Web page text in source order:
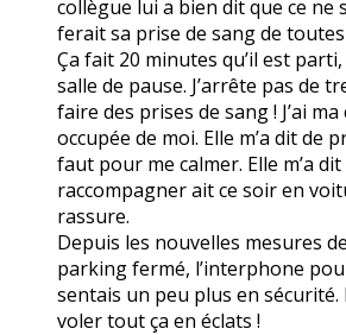
collègue lui a bien dit que ce ne
ferait sa prise de sang de
Ça fait 20 minutes qu’il est
salle de pause. J’arrête pas de
faire des prises de sang ! J’ai ma
occupée de moi. Elle m’a dit de
faut pour me calmer. Elle m’a dit
raccompagner ait ce soir en
rassure.
Depuis les nouvelles mesures
parking fermé, l’interphone
sentais un peu plus en
voler tout ça en éclats !